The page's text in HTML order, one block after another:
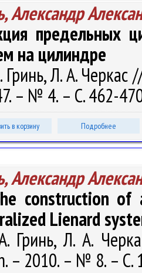
Александр
предельных
на цилиндре
Гринь, Л. А.
– № 4. – С. 462-
в корзину Подробнее
Александр
construction of
Lienard
Гринь, Л. А.
– 2010. – № 8. – С.